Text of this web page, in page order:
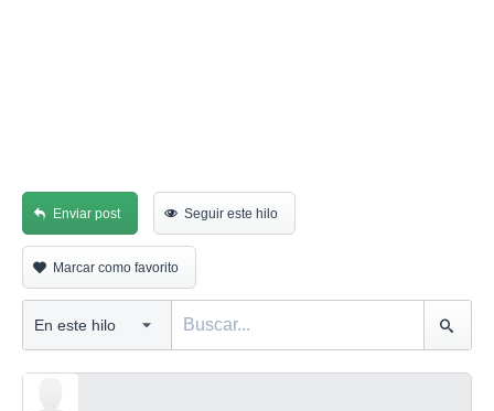
Enviar post Seguir este hilo
Marcar como favorito